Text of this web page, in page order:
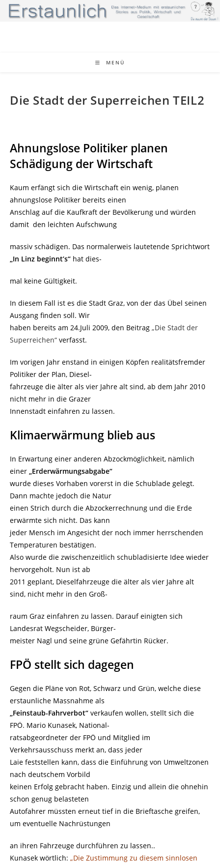
Zum
Inhalt
MENÜ
Die Stadt der Superreichen TEIL2
Ahnungslose Politiker planen
Schädigung der Wirtschaft
Kaum erfängt sich die Wirtschaft ein wenig, planen
ahnungslose Politiker bereits einen
Anschlag auf die Kaufkraft der Bevölkerung und würden
damit den leichten Aufschwung
massiv schädigen. Das normalerweis lautetende Sprichtwort
„In Linz beginnt’s“ hat dies-
mal keine Gültigkeit.
In diesem Fall ist es die Stadt Graz, von der das Übel seinen
Ausgang finden soll. Wir
haben bereits am 24.Juli 2009, den Beitrag „Die Stadt der
Superreichen“ verfasst.
Im vorigen Jahr enstand in einigen Köpfen realitätsfremder
Politiker der Plan, Diesel-
fahrzeuge die älter als vier Jahre alt sind, ab dem Jahr 2010
nicht mehr in die Grazer
Innenstadt einfahren zu lassen.
Klimaerwärmung blieb aus
In Erwartung einer anderen Abzockmöglichkeit, nämlich
einer „Erderwärmungsabgabe“
wurde dieses Vorhaben vorerst in die Schublade gelegt.
Dann machte jedoch die Natur
einen Strich durch die Abzockerrechnung und die Erde
erwärmte sich nicht. Das kann
jeder Mensch im Angesicht der noch immer herrschenden
Temperaturen bestätigen.
Also wurde die zwischenzeitlich schubladisierte Idee wieder
hervorgeholt. Nun ist ab
2011 geplant, Dieselfahrzeuge die älter als vier Jahre alt
sind, nicht mehr in den Groß-
raum Graz einfahren zu lassen. Darauf einigten sich
Landesrat Wegscheider, Bürger-
meister Nagl und seine grüne Gefährtin Rücker.
FPÖ stellt sich dagegen
Gegen die Pläne von Rot, Schwarz und Grün, welche diese
erstaunliche Massnahme als
„Feinstaub-Fahrverbot“ verkaufen wollen, stellt sich die
FPÖ. Mario Kunasek, National-
ratsabgeordneter der FPÖ und Mitglied im
Verkehrsausschuss merkt an, dass jeder
Laie feststellen kann, dass die Einführung von Umweltzonen
nach deutschem Vorbild
keinen Erfolg gebracht haben. Einzig und allein die ohnehin
schon genug belasteten
Autofahrer müssten erneut tief in die Brieftasche greifen,
um eventuelle Nachrüstungen
an ihren Fahrzeuge durchführen zu lassen..
Kunasek wörtlich: „Die Zustimmung zu diesem sinnlosen